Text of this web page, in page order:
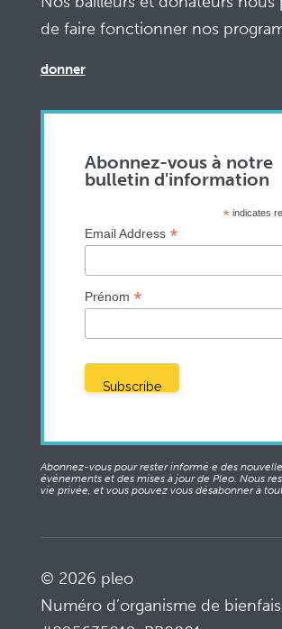
de faire fonctionner nos
donner
Abonnez-vous à notre
bulletin d'information
* indicates
Email Address *
Prénom *
Abonnez-vous pour rester informé·e des
événements et des mises à jour de Pleo. Nous
vie privée, et vous pouvez vous désabonner à
© 2026 pleo
Numéro d’organisme de